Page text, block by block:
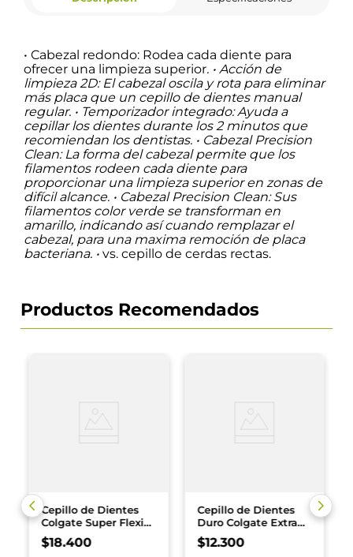
• Cabezal redondo: Rodea cada diente para
ofrecer una limpieza superior. • Acción de
limpieza 2D: El cabezal oscila y rota para eliminar
más placa que un cepillo de dientes manual
regular. • Temporizador integrado: Ayuda a
cepillar los dientes durante los 2 minutos que
recomiendan los dentistas. • Cabezal Precision
Clean: La forma del cabezal permite que los
filamentos rodeen cada diente para
proporcionar una limpieza superioren zonas de
difícil alcance. • Cabezal Precision Clean: Sus
filamentos color verde se transforman en
amarillo, indicando así cuando remplazar el
cabezal, para una maxima remoción de placa
bacteriana. •vs. cepillo de cerdas rectas.
Productos Recomendados
Cepillo de Dientes
Colgate Super Flexi
Suave x4und
$18.400
Cepillo de Dientes
Duro Colgate Extra
Clean Doble Accion x
2
$12.300